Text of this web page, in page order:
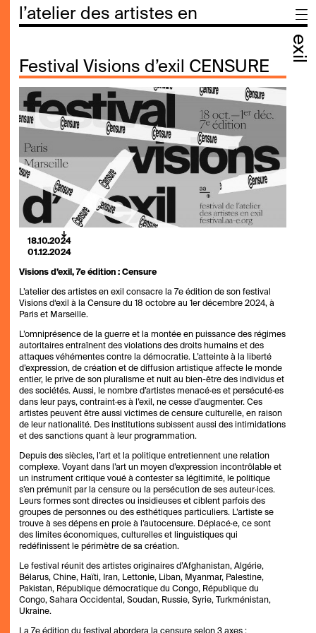
l’atelier des artistes en
exil
Festival Visions d’exil CENSURE
18.10.2024
01.12.2024
Visions d’exil, 7e édition : Censure
L’atelier des artistes en exil consacre la 7e édition de son festival
Visions d‘exil à la Censure du 18 octobre au 1er décembre 2024, à
Paris et Marseille.
L’omniprésence de la guerre et la montée en puissance des régimes
autoritaires entraînent des violations des droits humains et des
attaques véhémentes contre la démocratie. L’atteinte à la liberté
d’expression, de création et de diffusion artistique affecte le monde
entier, le prive de son pluralisme et nuit au bien-être des individus et
des sociétés. Aussi, le nombre d’artistes menacé·es et persécuté·es
dans leur pays, contraint·es à l’exil, ne cesse d’augmenter. Ces
artistes peuvent être aussi victimes de censure culturelle, en raison
de leur nationalité. Des institutions subissent aussi des intimidations
et des sanctions quant à leur programmation.
Depuis des siècles, l’art et la politique entretiennent une relation
complexe. Voyant dans l’art un moyen d’expression incontrôlable et
un instrument critique voué à contester sa légitimité, le politique
s’en prémunit par la censure ou la persécution de ses auteur·ices.
Leurs formes sont directes ou insidieuses et ciblent parfois des
groupes de personnes ou des esthétiques particuliers. L’artiste se
trouve à ses dépens en proie à l’autocensure. Déplacé·e, ce sont
des limites économiques, culturelles et linguistiques qui
redéfinissent le périmètre de sa création.
Le festival réunit des artistes originaires d’Afghanistan, Algérie,
Bélarus, Chine, Haïti, Iran, Lettonie, Liban, Myanmar, Palestine,
Pakistan, République démocratique du Congo, République du
Congo, Sahara Occidental, Soudan, Russie, Syrie, Turkménistan,
Ukraine.
La 7e édition du festival abordera la censure selon 3 axes :